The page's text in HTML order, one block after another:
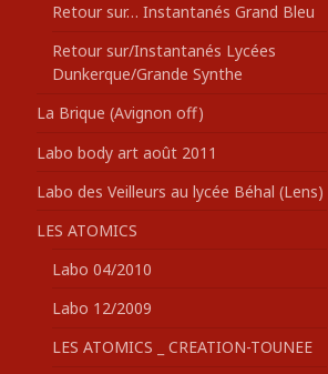
Retour sur… Instantanés Grand Bleu
Retour sur/Instantanés Lycées
Dunkerque/Grande Synthe
La Brique (Avignon off)
Labo body art août 2011
Labo des Veilleurs au lycée Béhal (Lens)
LES ATOMICS
Labo 04/2010
Labo 12/2009
LES ATOMICS _ CREATION-TOUNEE